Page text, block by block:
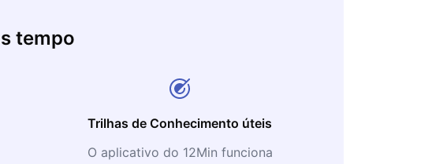
tempo
Trilhas de Conhecimento úteis
O aplicativo do 12Min funciona